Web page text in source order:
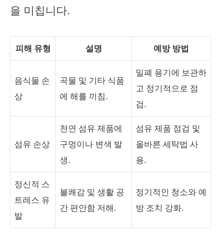
을 미칩니다.
피해 유형 설명 예방 방법
음식물 손
상
곡물 및 기타 식품
에 해를 끼침.
밀폐 용기에 보관하
고 정기적으로 점
검.
섬유 손상
천연 섬유 제품에
구멍이나 변색 발
생.
섬유 제품 점검 및
올바른 세탁법 사
용.
정신적 스
트레스 유
발
불쾌감 및 생활 공
간 편안함 저해.
정기적인 청소와 예
방 조치 강화.